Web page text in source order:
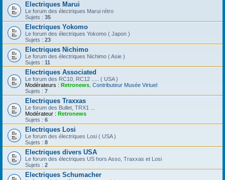
Electriques Marui
Le forum des électriques Marui rétro
Sujets : 35
Electriques Yokomo
Le forum des électriques Yokomo ( Japon )
Sujets : 23
Electriques Nichimo
Le forum des électriques Nichimo ( Asie )
Sujets : 11
Electriques Associated
Le forum des RC10, RC12 ..... ( USA )
Modérateurs : Retronews, Contributeur Musée Virtuel
Sujets : 7
Electriques Traxxas
Le forum des Bullet, TRX1 ...
Modérateur : Retronews
Sujets : 6
Electriques Losi
Le forum des électriques Losi ( USA )
Sujets : 8
Electriques divers USA
Le forum des électriques US hors Asso, Traxxas et Losi
Sujets : 2
Electriques Schumacher